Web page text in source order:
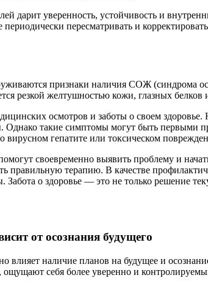
дарит уверенность, устойчивость и
пересматривать и
признаки наличия СОЖ (синдрома
резкой желтушностью кожи, глазных
осмотров и заботы о своем
Однако такие симптомы могут быть первыми
гепатите или токсическом
своевременно выявить проблему и
правильную терапию. В качестве
Забота о здоровье — это не только решение
от осознания будущего
влияет наличие планов на будущее и
себя более уверенно и